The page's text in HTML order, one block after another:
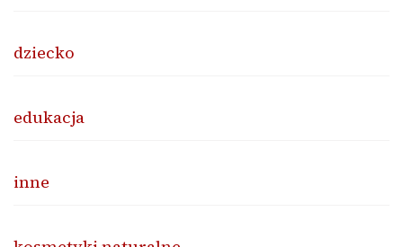
dziecko
edukacja
inne